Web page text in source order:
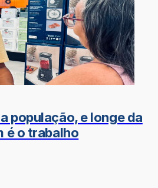
população, e longe da
é o trabalho